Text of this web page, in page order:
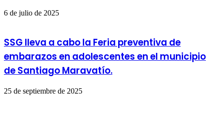
6 de julio de 2025
SSG lleva a cabo la Feria preventiva de
embarazos en adolescentes en el municipio
de Santiago Maravatío.
25 de septiembre de 2025